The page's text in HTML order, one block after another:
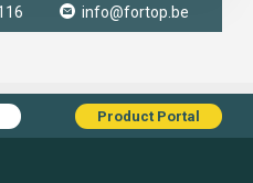
info@fortop.be
Product Portal